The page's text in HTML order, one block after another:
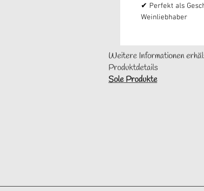
✔ Perfekt als
Weinliebhaber
Weitere Informationen
Produktdetails
Sole Produkte